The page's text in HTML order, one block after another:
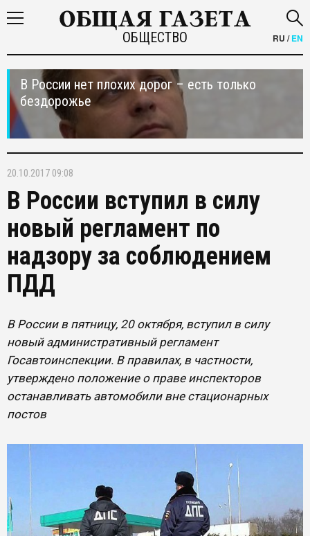
ОБЩЕСТВО RU /EN
В России нет плохих дорог – есть только
бездорожье
20.10.2017 09:08
В России вступил в силу
новый регламент по
надзору за соблюдением
ПДД
В России в пятницу, 20 октября, вступил в силу
новый административный регламент
Госавтоинспекции. В правилах, в частности,
утверждено положение о праве инспекторов
останавливать автомобили вне стационарных
постов